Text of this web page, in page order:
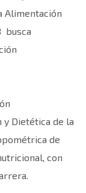
Alimentación
busca
Dietética de la
de
con